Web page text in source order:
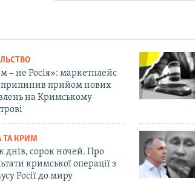
– не Росія»: маркетплейс
припинив прийом нових
на Кримському
ТА КРИМ
днів, сорок ночей. Про
кримської операції з
Росії до миру